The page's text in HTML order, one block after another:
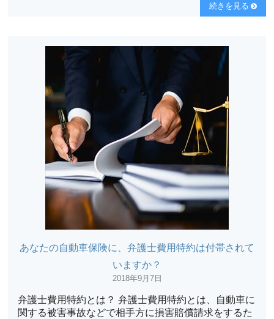
続きを見る
あなたの自動車保険に、弁護士費用特約は付帯されて
いますか？
2018年9月7日
弁護士費用特約とは？ 弁護士費用特約とは、自動車に
関する被害事故などで相手方に損害賠償請求をするた